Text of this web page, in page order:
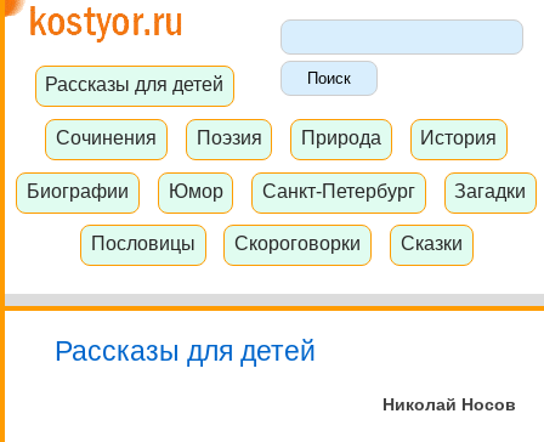
Рассказы для детей
Сочинения Поэзия Природа История
Биографии Юмор Санкт-Петербург Загадки
Пословицы Скороговорки Сказки
Рассказы для детей
Николай Носов